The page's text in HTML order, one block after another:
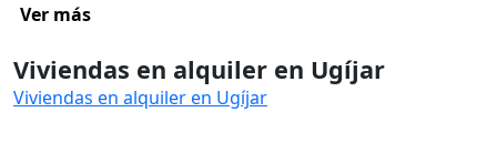
Ver más
Viviendas en alquiler en Ugíjar
Viviendas en alquiler en Ugíjar